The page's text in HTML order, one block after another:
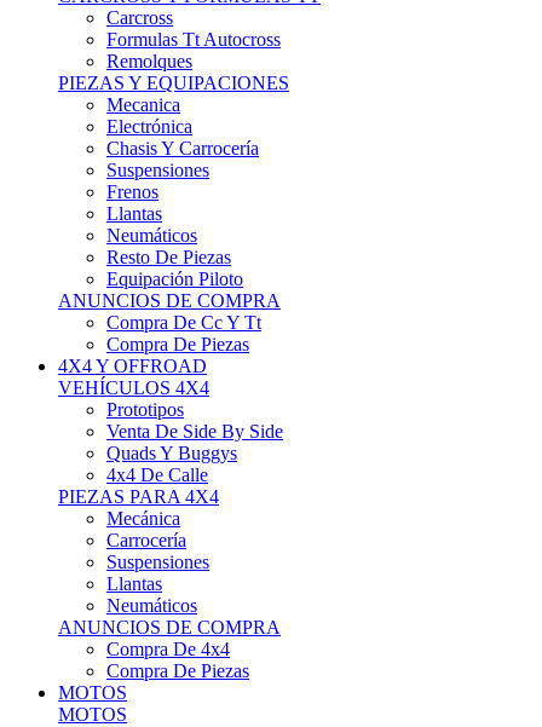
Formulas Tt Autocross
Remolques
PIEZAS Y EQUIPACIONES
Mecanica
Electrónica
Chasis Y Carrocería
Suspensiones
Frenos
Llantas
Neumáticos
Resto De Piezas
Equipación Piloto
ANUNCIOS DE COMPRA
Compra De Cc Y Tt
Compra De Piezas
4X4 Y OFFROAD
VEHÍCULOS 4X4
Prototipos
Venta De Side By Side
Quads Y Buggys
4x4 De Calle
PIEZAS PARA 4X4
Mecánica
Carrocería
Suspensiones
Llantas
Neumáticos
ANUNCIOS DE COMPRA
Compra De 4x4
Compra De Piezas
MOTOS
MOTOS
Motos De Circuito